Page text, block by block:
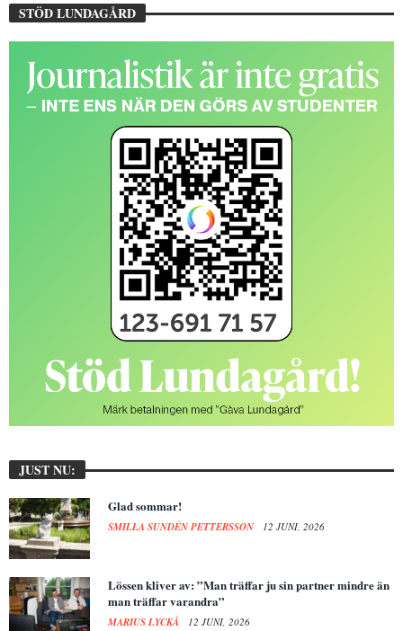
STÖD LUNDAGÅRD
JUST NU:
Glad sommar!
SMILLA SUNDÉN PETTERSSON 12 JUNI, 2026
Lössen kliver av: ”Man träffar ju sin partner mindre än
man träffar varandra”
MARIUS LYCKÅ 12 JUNI, 2026